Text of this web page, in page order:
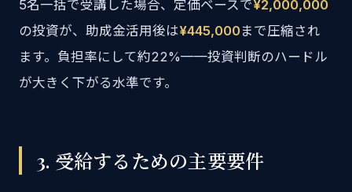
5名一括で受講した場合、定価ベースで¥2,000,000
の投資が、助成金活用後は¥445,000 まで圧縮され
ます。負担率にして約22%——投資判断のハードル
が大きく下がる水準です。
3. 受給するための主要要件